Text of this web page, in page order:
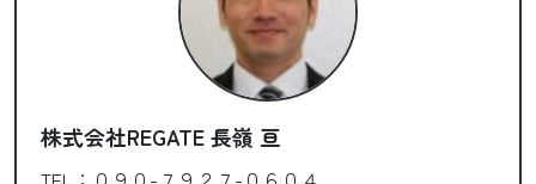
株式会社REGATE 長嶺 亘